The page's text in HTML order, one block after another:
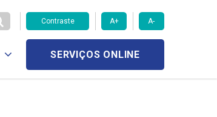
Contraste A+ A-
SERVIÇOS ONLINE